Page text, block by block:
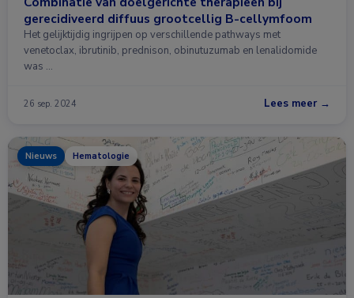
gerecidiveerd diffuus grootcellig B-cellymfoom
Het gelijktijdig ingrijpen op verschillende pathways met
venetoclax, ibrutinib, prednison, obinutuzumab en lenalidomide
was …
26 sep. 2024 Lees meer →
Nieuws Hematologie